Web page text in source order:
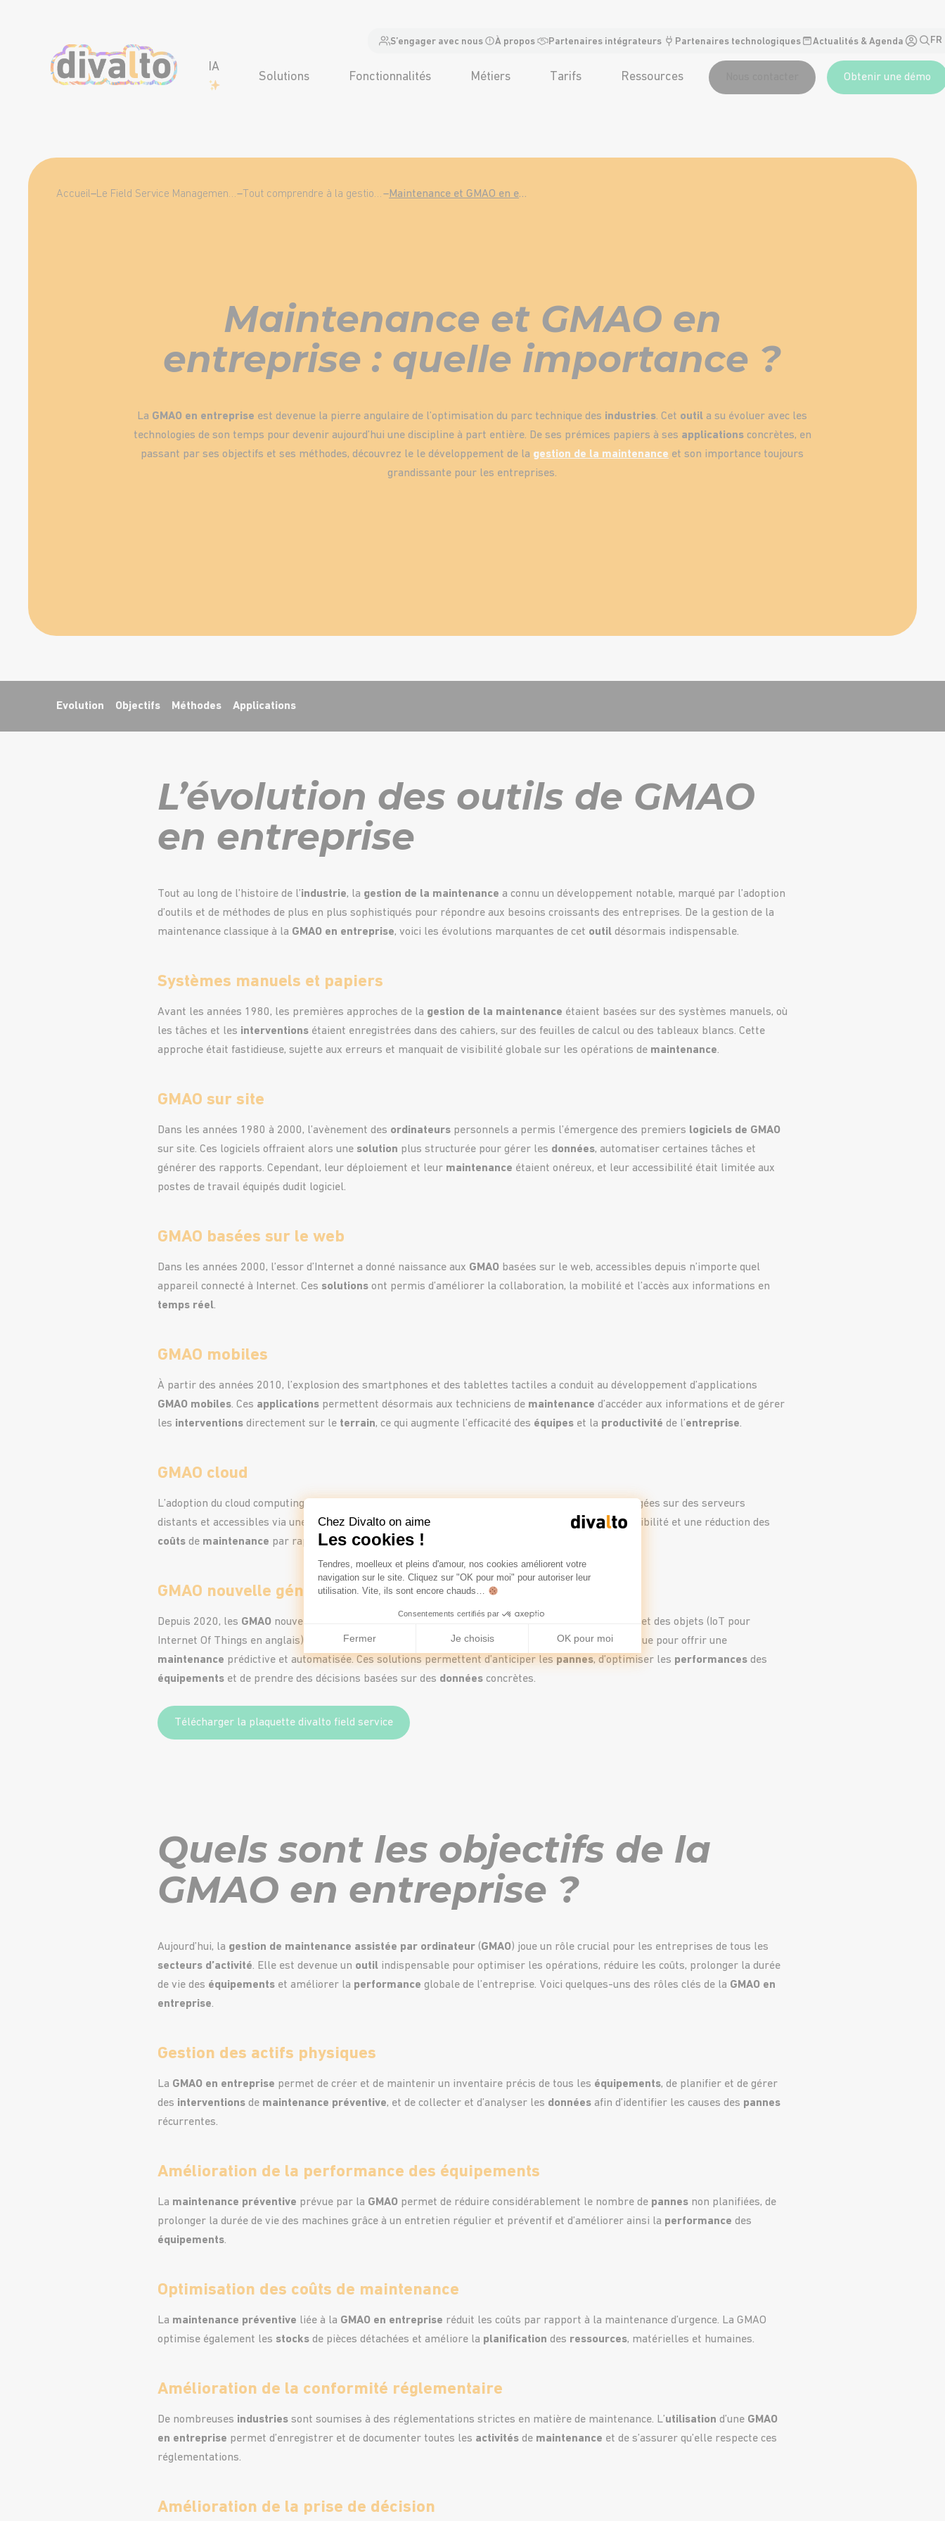
IA
Solutions Fonctionnalités Métiers Tarifs Ressources Obtenir une démo
S’engager avec nous À propos Partenaires intégrateurs Partenaires technologiques Actualités & Agenda FR
Accueil– Le Field Service Management (FSM), qu’est-ce que c’est ?– Tout comprendre à la gestion de la maintenance– Maintenance et GMAO en entreprise : quelle importance ?
Maintenance et GMAO en
entreprise : quelle importance ?
La GMAO en entreprise est devenue la pierre angulaire de l’optimisation du parc technique des industries. Cet outil a su évoluer avec les
technologies de son temps pour devenir aujourd’hui une discipline à part entière. De ses prémices papiers à ses applicationsconcrètes, en
passant par ses objectifs et ses méthodes, découvrez le le développement de la gestion de la maintenance et son importance toujours
grandissante pour les entreprises.
Evolution Objectifs Méthodes Applications
L’évolution des outils de GMAO
en entreprise
Tout au long de l’histoire de l’industrie, la gestion de la maintenance a connu un développement notable, marqué par l’adoption
d’outils et de méthodes de plus en plus sophistiqués pour répondre aux besoins croissants des entreprises. De la gestion de la
maintenance classique à la GMAO en entreprise, voici les évolutions marquantes de cet outil désormais indispensable.
Systèmes manuels et papiers
Avant les années 1980, les premières approches de la gestion de la maintenance étaient basées sur des systèmes manuels, où
les tâches et les interventions étaient enregistrées dans des cahiers, sur des feuilles de calcul ou des tableaux blancs. Cette
approche était fastidieuse, sujette aux erreurs et manquait de visibilité globale sur les opérations de maintenance.
GMAO sur site
Dans les années 1980 à 2000, l’avènement des ordinateurs personnels a permis l’émergence des premiers logiciels de GMAO
sur site. Ces logiciels offraient alors une solution plus structurée pour gérer les données, automatiser certaines tâches et
générer des rapports. Cependant, leur déploiement et leur maintenance étaient onéreux, et leur accessibilité était limitée aux
postes de travail équipés dudit logiciel.
GMAO basées sur le web
Dans les années 2000, l’essor d’Internet a donné naissance aux GMAO basées sur le web, accessibles depuis n’importe quel
appareil connecté à Internet. Ces solutions ont permis d’améliorer la collaboration, la mobilité et l’accès aux informations en
temps réel.
GMAO mobiles
À partir des années 2010, l’explosion des smartphones et des tablettes tactiles a conduit au développement d’applications
GMAO mobiles. Ces applications permettent désormais aux techniciens de maintenance d’accéder aux informations et de gérer
les interventions directement sur le terrain, ce qui augmente l’efficacité des équipes et la productivité de l’entreprise.
GMAO cloud
L’adoption du cloud computing, toujours dans les années 2010, a popularisé les
hébergées sur des serveurs
distants et accessibles via une connexion Internet. Ces solutions offrent une évolutivité, une accessibilité et une réduction des
coûts de maintenance par rapport aux solutions sur site ou web traditionnelles.
GMAO nouvelle génération
Depuis 2020, les GMAO nouvelle génération intègrent des technologies de pointe telles que l’Internet des objets (IoT pour
Internet Of Things en anglais), l’intelligence artificielle (IA), le big data et l’apprentissage automatique pour offrir une
maintenance prédictive et automatisée. Ces solutions permettent d’anticiper les pannes, d’optimiser les performances des
équipements et de prendre des décisions basées sur des données concrètes.
Télécharger la plaquette divalto field service
Quels sont les objectifs de la
GMAO en entreprise ?
Aujourd’hui, la gestion de maintenance assistée par ordinateur (GMAO) joue un rôle crucial pour les entreprises de tous les
secteurs d’activité. Elle est devenue un outil indispensable pour optimiser les opérations, réduire les coûts, prolonger la durée
de vie des équipements et améliorer la performance globale de l’entreprise. Voici quelques-uns des rôles clés de la GMAO en
entreprise.
Gestion des actifs physiques
La GMAO en entreprise permet de créer et de maintenir un inventaire précis de tous les équipements, de planifier et de gérer
des interventions de maintenance préventive, et de collecter et d’analyser les données afin d’identifier les causes des pannes
récurrentes.
Amélioration de la performance des équipements
La maintenance préventive prévue par la GMAO permet de réduire considérablement le nombre de pannes non planifiées, de
prolonger la durée de vie des machines grâce à un entretien régulier et préventif et d’améliorer ainsi la performance des
équipements.
Optimisation des coûts de maintenance
La maintenance préventive liée à la GMAO en entreprise réduit les coûts par rapport à la maintenance d’urgence. La GMAO
optimise également les stocks de pièces détachées et améliore la planification des ressources, matérielles et humaines.
Amélioration de la conformité réglementaire
De nombreuses industries sont soumises à des réglementations strictes en matière de maintenance. L’utilisation d’une GMAO
en entreprise permet d’enregistrer et de documenter toutes les activités de maintenance et de s’assurer qu’elle respecte ces
réglementations.
Amélioration de la prise de décision
Chez Divalto on aime
Les cookies !
Plateforme de Gestion du Consentement : Personnalisez vos Options
Tendres, moelleux et pleins d'amour, nos cookies améliorent votre
navigation sur le site. Cliquez sur "OK pour moi" pour autoriser leur
utilisation. Vite, ils sont encore chauds…
Consentements certifiés par
Fermer Je choisis OK pour moi
Axeptio consent